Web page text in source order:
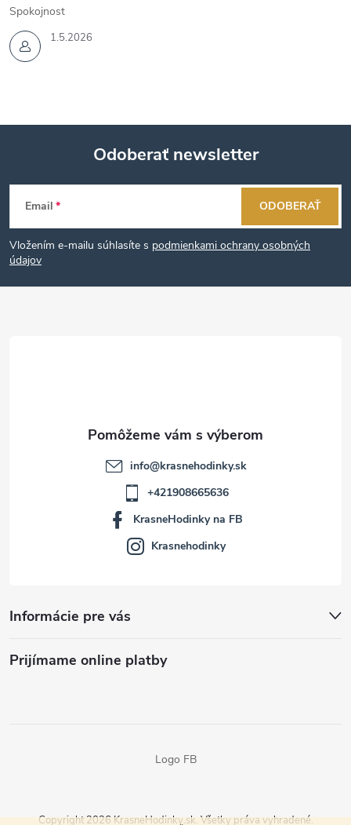
1.5.2026
Spokojnost
Z
á
p
Odoberať newsletter
Email
Vložením e-mailu súhlasíte s podmienkami ochrany osobných
údajov
ODOBERAŤ
Informácie pre vás
Prijímame online platby
info@krasnehodinky.sk
+421908665636
KrasneHodinky na FB
Krasnehodinky
Logo FB
Copyright 2026 KrasneHodinky.sk. Všetky práva vyhradené.